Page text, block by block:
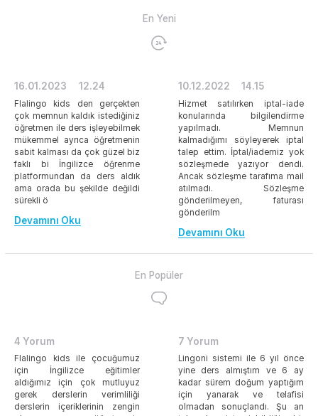
En Yeni
16.01.2023 12.24
Flalingo kids den gerçekten
çok memnun kaldık istediğiniz
öğretmen ile ders işleyebilmek
mükemmel ayrıca öğretmenin
sabit kalması da çok güzel biz
faklı bi İngilizce öğrenme
platformundan da ders aldık
ama orada bu şekilde değildi
sürekli ö
Devamını Oku
10.12.2022 14.15
Hizmet satılırken iptal-iade
konularında bilgilendirme
yapılmadı. Memnun
kalmadığımı söyleyerek iptal
talep ettim. İptal/iademiz yok
sözleşmede yazıyor dendi.
Ancak sözleşme tarafıma mail
atılmadı. Sözleşme
gönderilmeyen, faturası
gönderilm
Devamını Oku
En Popüler
4 Yorum
Flalingo kids ile çocuğumuz
için İngilizce eğitimler
aldığımız için çok mutluyuz
gerek derslerin verimliliği
derslerin içeriklerinin zengin
7 Yorum
Lingoni sistemi ile 6 yıl önce
yine ders almıştım ve 6 ay
kadar sürem doğum yaptığım
için yanarak ve telafisi
olmadan sonuçlandı. Şu an